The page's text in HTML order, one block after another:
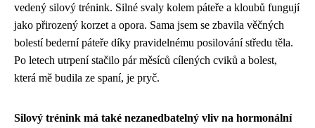
vedený silový trénink. Silné svaly kolem páteře a kloubů fungují
jako přirozený korzet a opora. Sama jsem se zbavila věčných
bolestí bederní páteře díky pravidelnému posilování středu těla.
Po letech utrpení stačilo pár měsíců cílených cviků a bolest,
která mě budila ze spaní, je pryč.
Silový trénink má také nezanedbatelný vliv na hormonální